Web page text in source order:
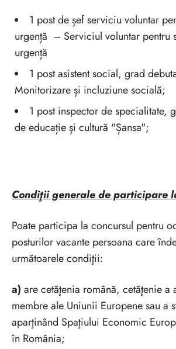
1 post de șef serviciu voluntar
urgență – Serviciul voluntar pentru
urgență
1 post asistent social, grad
Monitorizare și incluziune socială;
1 post inspector de specialitate,
de educație și cultură "Șansa";
Condiţii generale de participare
Poate participa la concursul pentru
posturilor vacante persoana care
următoarele condiţii:
a) are cetăţenia română, cetăţenie a
membre ale Uniunii Europene sau a
aparţinând Spaţiului Economic
în România;